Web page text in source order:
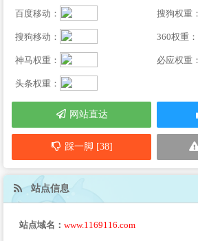
百度移动： 搜狗权重：
搜狗移动： 360权重：
神马权重： 必应权重：
头条权重：
网站直达
踩一脚 [38]
站点信息
站点域名： www.1169116.com